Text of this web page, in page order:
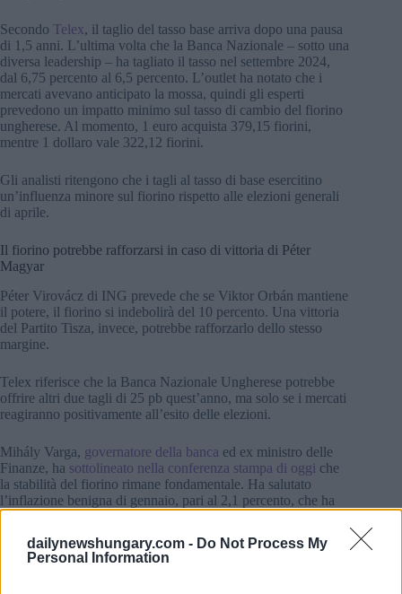
dailynewshungary.com - Do Not Process My
Personal Information
Secondo Telex, il taglio del tasso base arriva dopo una pausa
di 1,5 anni. L’ultima volta che la Banca Nazionale – sotto una
diversa leadership – ha tagliato il tasso nel settembre 2024,
dal 6,75 percento al 6,5 percento. L’outlet ha notato che i
mercati avevano anticipato la mossa, quindi gli esperti
prevedono un impatto minimo sul tasso di cambio del fiorino
ungherese. Al momento, 1 euro acquista 379,15 fiorini,
mentre 1 dollaro vale 322,12 fiorini.
Gli analisti ritengono che i tagli al tasso di base esercitino
un’influenza minore sul fiorino rispetto alle elezioni generali
di aprile.
Il fiorino potrebbe rafforzarsi in caso di vittoria di Péter
Magyar
Péter Virovácz di ING prevede che se Viktor Orbán mantiene
il potere, il fiorino si indebolirà del 10 percento. Una vittoria
del Partito Tisza, invece, potrebbe rafforzarlo dello stesso
margine.
Telex riferisce che la Banca Nazionale Ungherese potrebbe
offrire altri due tagli di 25 pb quest’anno, ma solo se i mercati
reagiranno positivamente all’esito delle elezioni.
Mihály Varga, governatore della banca ed ex ministro delle
Finanze, ha sottolineato nella conferenza stampa di oggi che
la stabilità del fiorino rimane fondamentale. Ha salutato
l’inflazione benigna di gennaio, pari al 2,1 percento, che ha
spianato la strada al taglio, notando che i prezzi degli alimenti
del 3 percento.